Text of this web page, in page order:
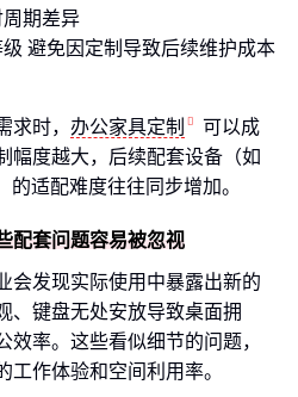
期差异
避免因定制导致后续维护成本
求时， 办公家具定制
可以成
幅度越大，后续配套设备（如
的适配难度往往同步增加。
配套问题容易被忽视
会发现实际使用中暴露出新的
、键盘无处安放导致桌面拥
率。这些看似细节的问题，
作体验和空间利用率。